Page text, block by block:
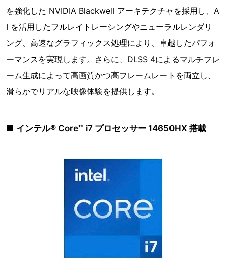
を強化した NVIDIA Blackwell アーキテクチャを採用し、A
I を活用したフルレイトレーシングやニューラルレンダリ
ング、高速なグラフィックス処理により、卓越したパフォ
ーマンスを実現します。さらに、DLSS 4によるマルチフレ
ーム生成によって高画質かつ高フレームレートを両立し、
滑らかでリアルな映像体験を提供します。
■ インテル® Core™ i7 プロセッサー 14650HX 搭載